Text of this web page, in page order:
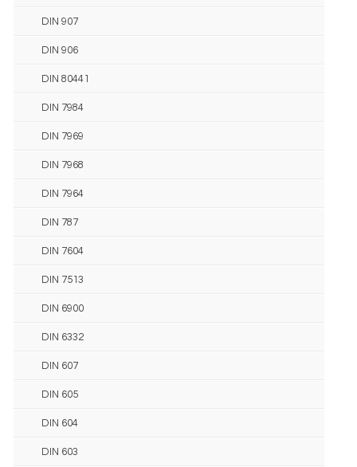
DIN 907
DIN 906
DIN 80441
DIN 7984
DIN 7969
DIN 7968
DIN 7964
DIN 787
DIN 7604
DIN 7513
DIN 6900
DIN 6332
DIN 607
DIN 605
DIN 604
DIN 603